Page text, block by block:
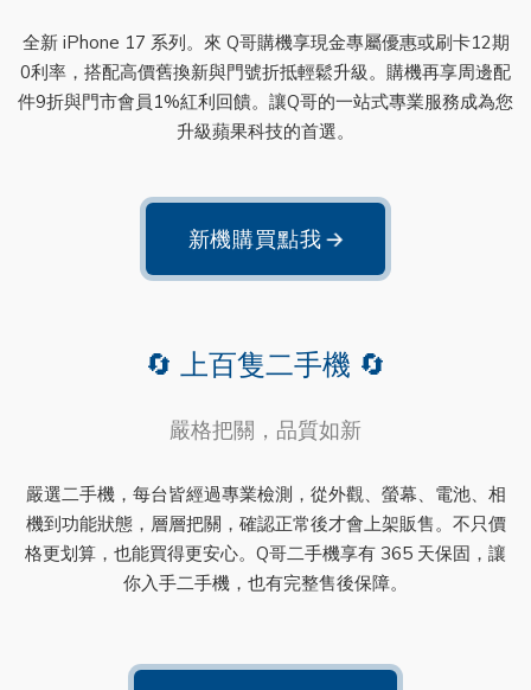
全新 iPhone 17 系列。來 Q哥購機享現金專屬優惠或刷卡12期
0利率，搭配高價舊換新與門號折抵輕鬆升級。購機再享周邊配
件9折與門市會員1%紅利回饋。讓Q哥的一站式專業服務成為您
升級蘋果科技的首選。
新機購買點我→
🔄 上百隻二手機 🔄
嚴格把關，品質如新
嚴選二手機，每台皆經過專業檢測，從外觀、螢幕、電池、相
機到功能狀態，層層把關，確認正常後才會上架販售。不只價
格更划算，也能買得更安心。Q哥二手機享有 365 天保固，讓
你入手二手機，也有完整售後保障。